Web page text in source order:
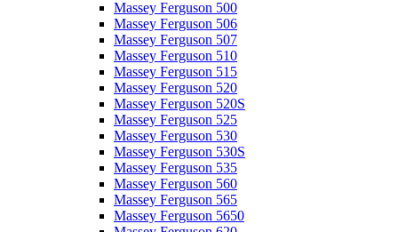
Massey Ferguson 500
Massey Ferguson 506
Massey Ferguson 507
Massey Ferguson 510
Massey Ferguson 515
Massey Ferguson 520
Massey Ferguson 520S
Massey Ferguson 525
Massey Ferguson 530
Massey Ferguson 530S
Massey Ferguson 535
Massey Ferguson 560
Massey Ferguson 565
Massey Ferguson 5650